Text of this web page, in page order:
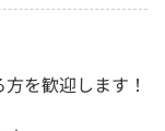
を歓迎します！